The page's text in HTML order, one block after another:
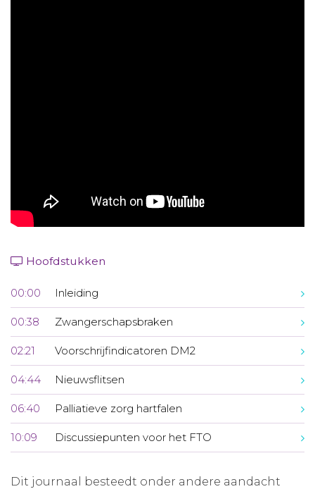
Hoofdstukken
00:00 Inleiding
00:38 Zwangerschapsbraken
02:21 Voorschrijfindicatoren DM2
04:44 Nieuwsflitsen
06:40 Palliatieve zorg hartfalen
10:09 Discussiepunten voor het FTO
Dit journaal besteedt onder andere aandacht